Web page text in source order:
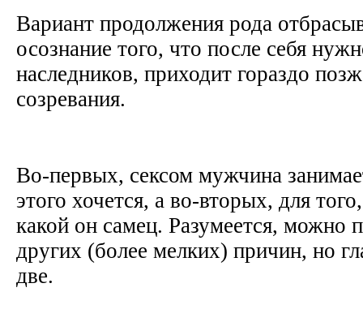
Вариант продолжения рода
осознание того, что после себя
наследников, приходит гораздо
созревания.
Во-первых, сексом мужчина
этого хочется, а во-вторых, для
какой он самец. Разумеется, можно
других (более мелких) причин, но
две.